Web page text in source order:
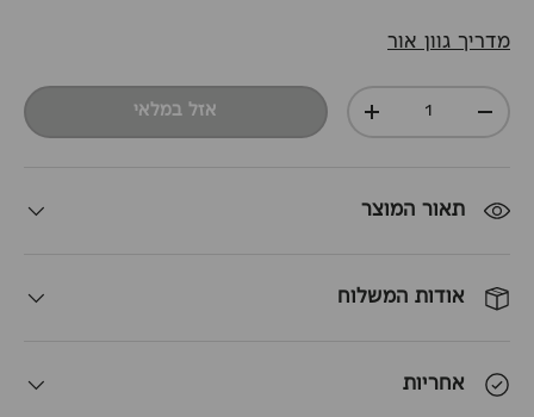
מדריך גוון אור
כמות
+ אזל במלאי
תאור המוצר
אודות המשלוח
אחריות